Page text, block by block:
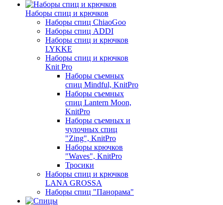
Наборы спиц и крючков
Наборы спиц ChiaoGoo
Наборы спиц ADDI
Наборы спиц и крючков
LYKKE
Наборы спиц и крючков
Knit Pro
Наборы съемных
спиц Mindful, KnitPro
Наборы съемных
спиц Lantern Moon,
KnitPro
Наборы съемных и
чулочных спиц
"Zing", KnitPro
Наборы крючков
"Waves", KnitPro
Тросики
Наборы спиц и крючков
LANA GROSSA
Наборы спиц "Панорама"